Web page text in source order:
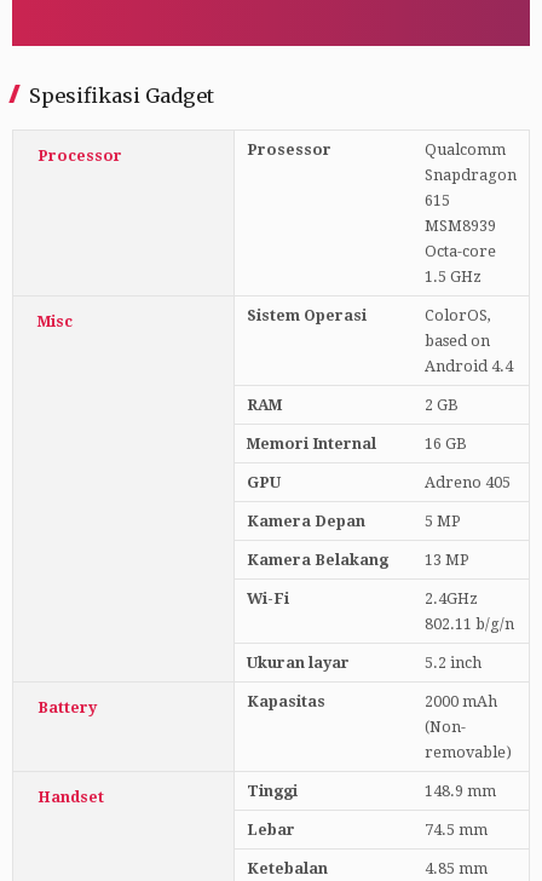
Spesifikasi Gadget
Processor Prosessor
Qualcomm
Snapdragon
615
MSM8939
Octa-core
1.5 GHz
Misc Sistem Operasi
ColorOS,
based on
Android 4.4
RAM 2 GB
Memori Internal 16 GB
GPU Adreno 405
Kamera Depan 5 MP
Kamera Belakang 13 MP
Wi-Fi
2.4GHz
802.11 b/g/n
Ukuran layar 5.2 inch
Battery Kapasitas
2000 mAh
(Non-
removable)
Handset Tinggi 148.9 mm
Lebar 74.5 mm
Ketebalan 4.85 mm